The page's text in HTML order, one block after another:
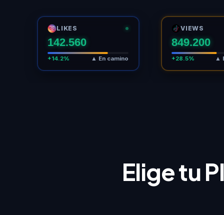
LIKES
142.560
+14.2% ▲ En camino
VIEWS
849.225
+28.5% ▲
Elige tu